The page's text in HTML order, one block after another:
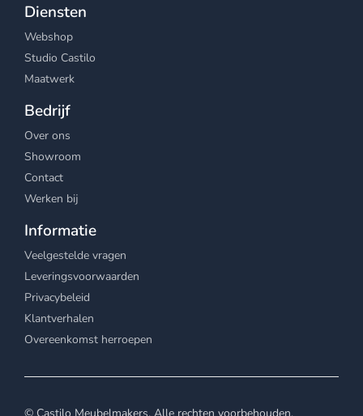
Diensten
Webshop
Studio Castilo
Maatwerk
Bedrijf
Over ons
Showroom
Contact
Werken bij
Informatie
Veelgestelde vragen
Leveringsvoorwaarden
Privacybeleid
Klantverhalen
Overeenkomst herroepen